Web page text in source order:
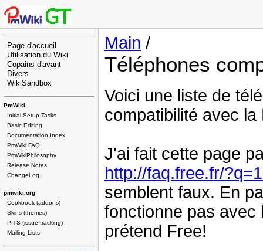
Page d'accueil
Utilisation du Wiki
Copains d'avant
Divers
WikiSandbox
PmWiki
Initial Setup Tasks
Basic Editing
Documentation Index
PmWiki FAQ
PmWikiPhilosophy
Release Notes
ChangeLog
pmwiki.org
Cookbook (addons)
Skins (themes)
PITS (issue tracking)
Mailing Lists
Main /
Téléphones
Voici une liste de
compatibilité avec la
J'ai fait cette page
http://faq.free.fr/
semblent faux. En
fonctionne pas avec
prétend Free!